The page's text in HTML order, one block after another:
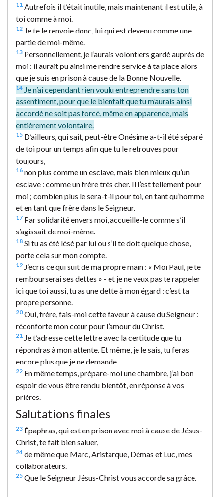
11 Autrefois il t’était inutile, mais maintenant il est utile, à
toi comme à moi.
12 Je te le renvoie donc, lui qui est devenu comme une
partie de moi-même.
13 Personnellement, je l’aurais volontiers gardé auprès de
moi : il aurait pu ainsi me rendre service à ta place alors
que je suis en prison à cause de la Bonne Nouvelle.
14 Je n’ai cependant rien voulu entreprendre sans ton
assentiment, pour que le bienfait que tu m’aurais ainsi
accordé ne soit pas forcé, même en apparence, mais
entièrement volontaire.
15 D’ailleurs, qui sait, peut-être Onésime a-t-il été séparé
de toi pour un temps afin que tu le retrouves pour
toujours,
16 non plus comme un esclave, mais bien mieux qu’un
esclave : comme un frère très cher. Il l’est tellement pour
moi ; combien plus le sera-t-il pour toi, en tant qu’homme
et en tant que frère dans le Seigneur.
17 Par solidarité envers moi, accueille-le comme s’il
s’agissait de moi-même.
18 Si tu as été lésé par lui ou s’il te doit quelque chose,
porte cela sur mon compte.
19 J’écris ce qui suit de ma propre main : « Moi Paul, je te
rembourserai ses dettes » - et je ne veux pas te rappeler
ici que toi aussi, tu as une dette à mon égard : c’est ta
propre personne.
20Oui, frère, fais-moi cette faveur à cause du Seigneur :
réconforte mon cœur pour l’amour du Christ.
21 Je t’adresse cette lettre avec la certitude que tu
répondras à mon attente. Et même, je le sais, tu feras
encore plus que je ne demande.
22 En même temps, prépare-moi une chambre, j’ai bon
espoir de vous être rendu bientôt, en réponse à vos
prières.
Salutations finales
23 Épaphras, qui est en prison avec moi à cause de Jésus-
Christ, te fait bien saluer,
24 de même que Marc, Aristarque, Démas et Luc, mes
collaborateurs.
25 Que le Seigneur Jésus-Christ vous accorde sa grâce.